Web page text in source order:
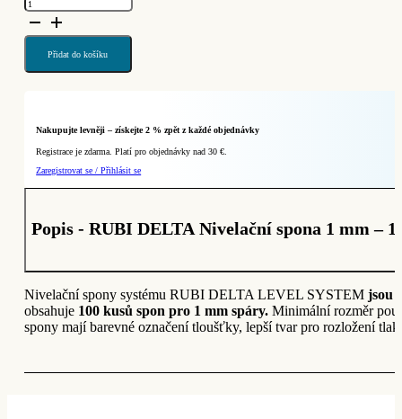
226 Kč.
215 Kč.
DELTA
Nivelační
1
100
Přidat do košíku
Nakupujte levněji – získejte 2 % zpět z každé objednávky
Registrace je zdarma. Platí pro objednávky nad 30 €.
Zaregistrovat se / Přihlásit se
Popis - RUBI DELTA Nivelační spona 1 mm –
Nivelační spony systému RUBI DELTA LEVEL SYSTEM jsou
obsahuje 100 kusů spon pro 1 mm spáry.Minimální rozměr
spony mají barevné označení tloušťky, lepší tvar pro rozložení